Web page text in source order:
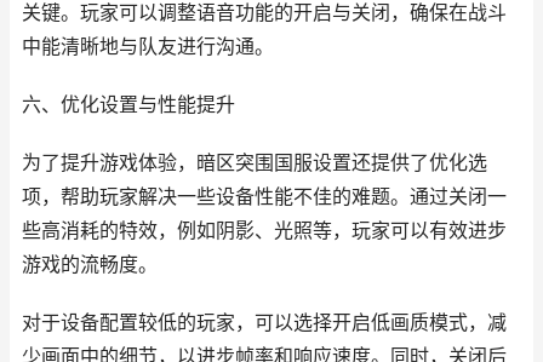
关键。玩家可以调整语音功能的开启与关闭，确保在战斗
中能清晰地与队友进行沟通。
六、优化设置与性能提升
为了提升游戏体验，暗区突围国服设置还提供了优化选
项，帮助玩家解决一些设备性能不佳的难题。通过关闭一
些高消耗的特效，例如阴影、光照等，玩家可以有效进步
游戏的流畅度。
对于设备配置较低的玩家，可以选择开启低画质模式，减
少画面中的细节，以进步帧率和响应速度。同时，关闭后